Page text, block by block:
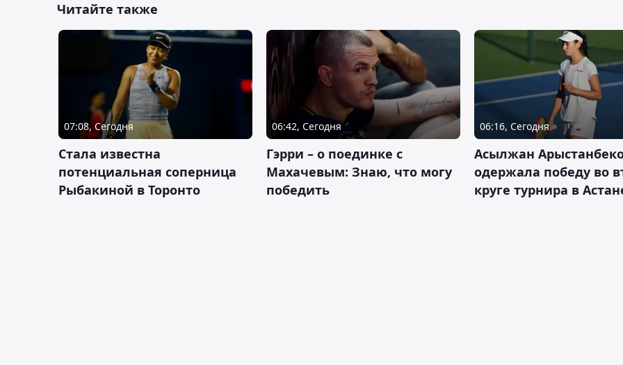
Читайте также
07:08, Сегодня
Cтала известна
потенциальная соперница
Рыбакиной в Торонто
06:42, Сегодня
Гэрри – о поединке с
Махачевым: Знаю, что могу
победить
06:16, Сегодня
Асылжан
одержала победу во
круге турнира в